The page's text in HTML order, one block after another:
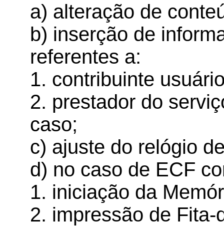
a) alteração de
b) inserção de
referentes a:
1. contribuinte
2. prestador do
caso;
c) ajuste do relógio
d) no caso de ECF
1. iniciação da
2. impressão de Fita-